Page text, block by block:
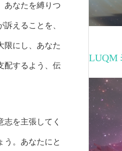
あなたを縛りつ
えることを、
限にし、あなた
配するよう、伝
を主張してく
う。あなたにと
LUQM